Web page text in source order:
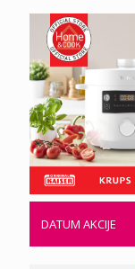
DATUM AKCIJE